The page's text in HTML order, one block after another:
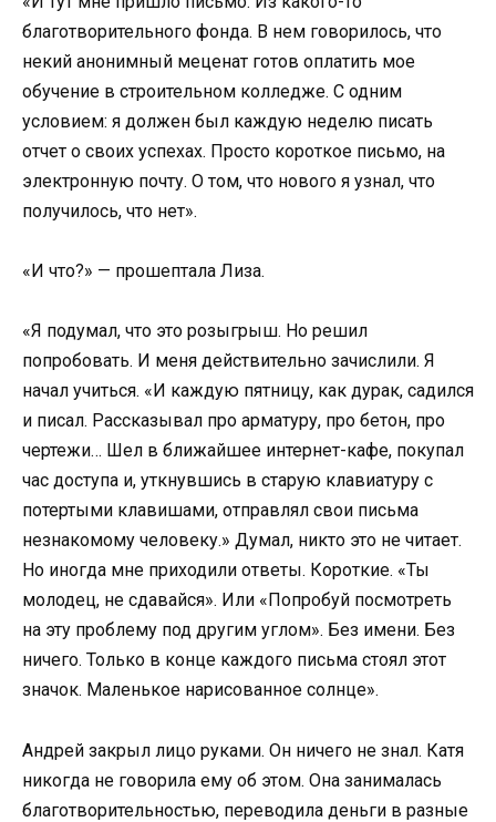
благотворительного фонда. В нем говорилось, что
некий анонимный меценат готов оплатить мое
обучение в строительном колледже. С одним
условием: я должен был каждую неделю писать
отчет о своих успехах. Просто короткое письмо, на
электронную почту. О том, что нового я узнал, что
получилось, что нет».
«И что?» — прошептала Лиза.
«Я подумал, что это розыгрыш. Но решил
попробовать. И меня действительно зачислили. Я
начал учиться. «И каждую пятницу, как дурак, садился
и писал. Рассказывал про арматуру, про бетон, про
чертежи… Шел в ближайшее интернет-кафе, покупал
час доступа и, уткнувшись в старую клавиатуру с
потертыми клавишами, отправлял свои письма
незнакомому человеку.» Думал, никто это не читает.
Но иногда мне приходили ответы. Короткие. «Ты
молодец, не сдавайся». Или «Попробуй посмотреть
на эту проблему под другим углом». Без имени. Без
ничего. Только в конце каждого письма стоял этот
значок. Маленькое нарисованное солнце».
Андрей закрыл лицо руками. Он ничего не знал. Катя
никогда не говорила ему об этом. Она занималась
благотворительностью, переводила деньги в разные